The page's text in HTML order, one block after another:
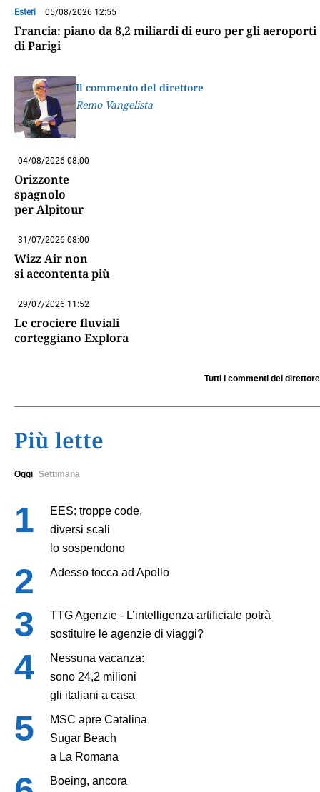
Esteri 05/08/2026 12:55
Francia: piano da 8,2 miliardi di euro per gli aeroporti
di Parigi
Il commento del direttore
Remo Vangelista
04/08/2026 08:00
Orizzonte
spagnolo
per Alpitour
31/07/2026 08:00
Wizz Air non
si accontenta più
29/07/2026 11:52
Le crociere fluviali
corteggiano Explora
Tutti i commenti del direttore
Più lette
Oggi Settimana
EES: troppe code,
diversi scali
lo sospendono
Adesso tocca ad Apollo
TTG Agenzie - L’intelligenza artificiale potrà
sostituire le agenzie di viaggi?
Nessuna vacanza:
sono 24,2 milioni
gli italiani a casa
MSC apre Catalina
Sugar Beach
a La Romana
Boeing, ancora